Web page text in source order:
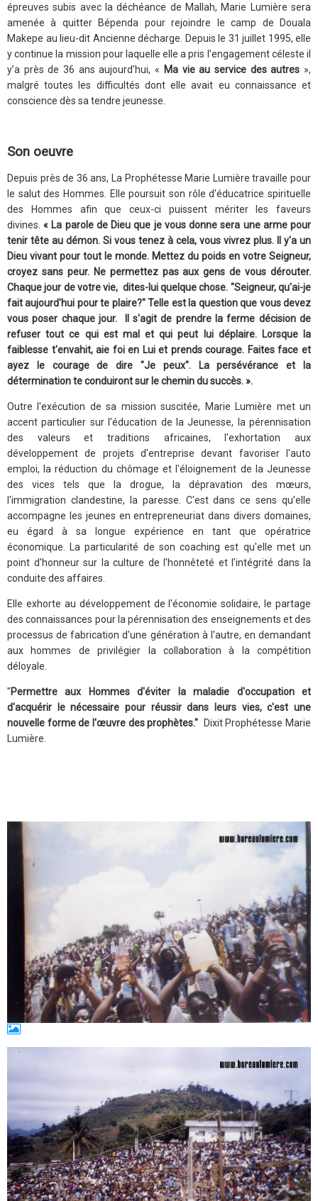
épreuves subis avec la déchéance de Mallah, Marie Lumière sera
amenée à quitter Bépenda pour rejoindre le camp de Douala
Makepe au lieu-dit Ancienne décharge. Depuis le 31 juillet 1995, elle
y continue la mission pour laquelle elle a pris l’engagement céleste il
y’a près de 36 ans aujourd’hui, « Ma vie au service des autres »,
malgré toutes les difficultés dont elle avait eu connaissance et
conscience dès sa tendre jeunesse.
Son oeuvre
Depuis près de 36 ans, La Prophétesse Marie Lumière travaille pour
le salut des Hommes. Elle poursuit son rôle d'éducatrice spirituelle
des Hommes afin que ceux-ci puissent mériter les faveurs
divines.« La parole de Dieu que je vous donne sera une arme pour
tenir tête au démon. Si vous tenez à cela, vous vivrez plus. Il y'a un
Dieu vivant pour tout le monde. Mettez du poids en votre Seigneur,
croyez sans peur. Ne permettez pas aux gens de vous dérouter.
Chaque jour de votre vie, dites-lui quelque chose. "Seigneur, qu'ai-je
fait aujourd'hui pour te plaire?" Telle est la question que vous devez
vous poser chaque jour. Il s'agit de prendre la ferme décision de
refuser tout ce qui est mal et qui peut lui déplaire. Lorsque la
faiblesse t'envahit, aie foi en Lui et prends courage. Faites face et
ayez le courage de dire "Je peux". La persévérance et la
détermination te conduiront sur le chemin du succès. ».
Outre l'exécution de sa mission suscitée, Marie Lumière met un
accent particulier sur l'éducation de la Jeunesse, la pérennisation
des valeurs et traditions africaines, l'exhortation aux
développement de projets d'entreprise devant favoriser l'auto
emploi, la réduction du chômage et l'éloignement de la Jeunesse
des vices tels que la drogue, la dépravation des mœurs,
l'immigration clandestine, la paresse. C'est dans ce sens qu’elle
accompagne les jeunes en entrepreneuriat dans divers domaines,
eu égard à sa longue expérience en tant que opératrice
économique. La particularité de son coaching est qu'elle met un
point d'honneur sur la culture de l'honnêteté et l'intégrité dans la
conduite des affaires.
Elle exhorte au développement de l'économie solidaire, le partage
des connaissances pour la pérennisation des enseignements et des
processus de fabrication d'une génération à l'autre, en demandant
aux hommes de privilégier la collaboration à la compétition
déloyale.
"Permettre aux Hommes d'éviter la maladie d'occupation et
d'acquérir le nécessaire pour réussir dans leurs vies, c'est une
nouvelle forme de l'œuvre des prophètes." Dixit Prophétesse Marie
Lumière.